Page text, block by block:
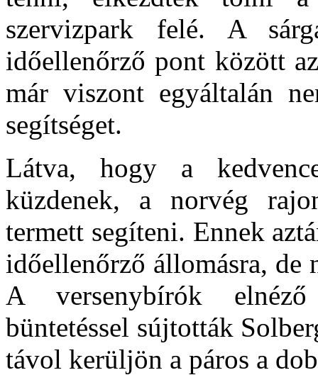
szervizpark felé. A
időellenőrző pont között
már viszont egyáltalán
segítséget.
Látva, hogy a
küzdenek, a norvég
termett segíteni. Ennek
időellenőrző állomásra,
A versenybírók
büntetéssel sújtották
távol kerüljön a páros a